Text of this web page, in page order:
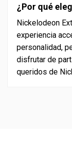
¿Por qué
Nickelodeon
experiencia
personalidad,
disfrutar de
queridos de